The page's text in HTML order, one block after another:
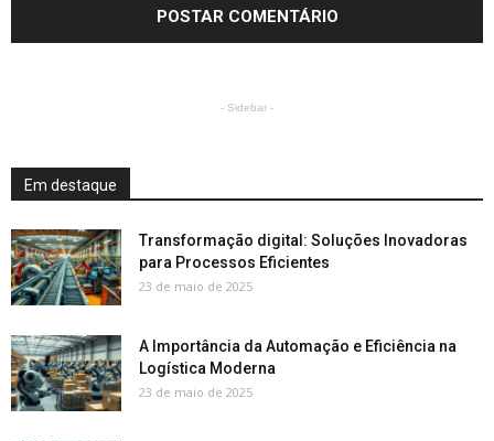
- Sidebar -
Em destaque
Transformação digital: Soluções Inovadoras
para Processos Eficientes
23 de maio de 2025
A Importância da Automação e Eficiência na
Logística Moderna
23 de maio de 2025